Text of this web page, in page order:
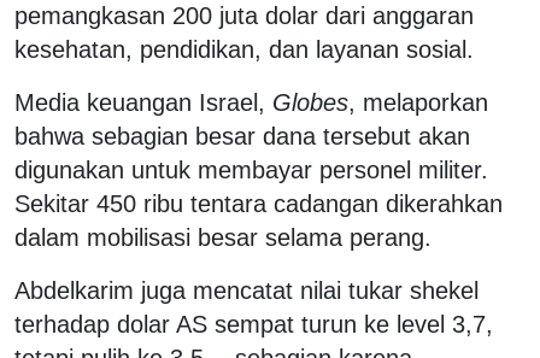
pemangkasan 200 juta dolar dari anggaran
kesehatan, pendidikan, dan layanan sosial.
Media keuangan Israel, Globes, melaporkan
bahwa sebagian besar dana tersebut akan
digunakan untuk membayar personel militer.
Sekitar 450 ribu tentara cadangan dikerahkan
dalam mobilisasi besar selama perang.
Abdelkarim juga mencatat nilai tukar shekel
terhadap dolar AS sempat turun ke level 3,7,